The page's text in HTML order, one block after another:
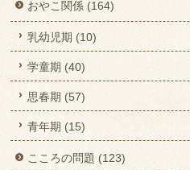
おやこ関係 (164)
乳幼児期 (10)
学童期 (40)
思春期 (57)
青年期 (15)
こころの問題 (123)